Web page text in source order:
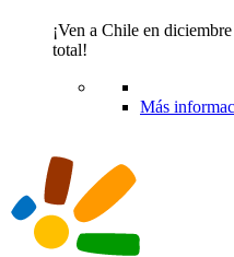
¡Ven a Chile en
total!
Más